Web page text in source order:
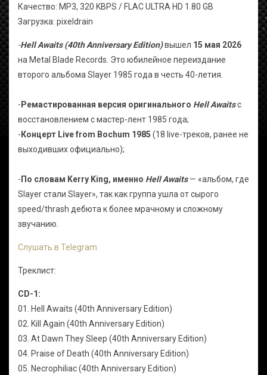
Качество: MP3, 320 KBPS / FLAC ULTRA HD 1.80 GB
Загрузка: pixeldrain
-Hell Awaits (40th Anniversary Edition)вышел 15 мая 2026
на Metal Blade Records. Это юбилейное переиздание
второго альбома Slayer 1985 года в честь 40-летия.
- Ремастированная версия оригинального Hell Awaitsс
восстановлением с мастер-лент 1985 года;
- Концерт Live from Bochum 1985 (18 live-треков, ранее не
выходивших официально);
- По словам Kerry King, именно Hell Awaits— «альбом, где
Slayer стали Slayer», так как группа ушла от сырого
speed/thrash дебюта к более мрачному и сложному
звучанию.
Слушать в Telegram
Треклист:
CD-1:
01. Hell Awaits (40th Anniversary Edition)
02. Kill Again (40th Anniversary Edition)
03. At Dawn They Sleep (40th Anniversary Edition)
04. Praise of Death (40th Anniversary Edition)
05. Necrophiliac (40th Anniversary Edition)